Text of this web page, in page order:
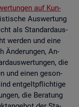
auf Kun­
Aus­wer­tung
als Stan­dard­aus­
wer­den und eine
Än­de­run­gen, An­
die
und einen ge­son­
ent­gelt­pflich­ti­ge
die Be­ra­tung